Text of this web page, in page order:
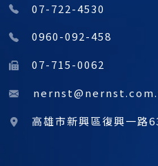
07-722-4530
0960-092-458
07-715-0062
高雄市新興區復興一路